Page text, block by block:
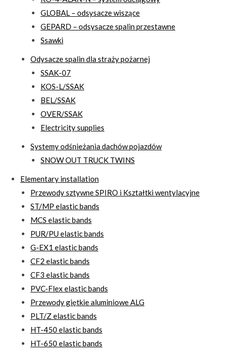
GLOBAL – odsysacze wiszące
GEPARD – odsysacze spalin przestawne
Ssawki
Odysacze spalin dla straży pożarnej
SSAK-07
KOS-L/SSAK
BEL/SSAK
OVER/SSAK
Electricity supplies
Systemy odśnieżania dachów pojazdów
SNOW OUT TRUCK TWINS
Elementary installation
Przewody sztywne SPIRO i Kształtki wentylacyjne
ST/MP elastic bands
MCS elastic bands
PUR/PU elastic bands
G-EX1 elastic bands
CF2 elastic bands
CF3 elastic bands
PVC-Flex elastic bands
Przewody giętkie aluminiowe ALG
PLT/Z elastic bands
HT-450 elastic bands
HT-650 elastic bands